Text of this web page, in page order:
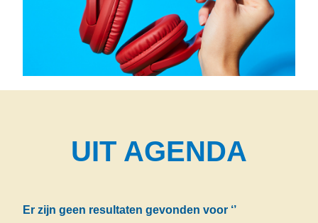
UIT AGENDA
Er zijn geen resultaten gevonden voor ‘’